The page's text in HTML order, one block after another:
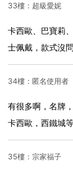
33樓：超級愛妮
卡西歐、巴寶莉
士佩戴，款式沒
34樓：匿名使用者
有很多啊，名牌
卡西歐，西鐵城
35樓：宗家福子